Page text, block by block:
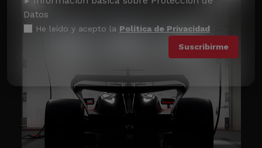
Datos
He leído y acepto la Política de Privacidad